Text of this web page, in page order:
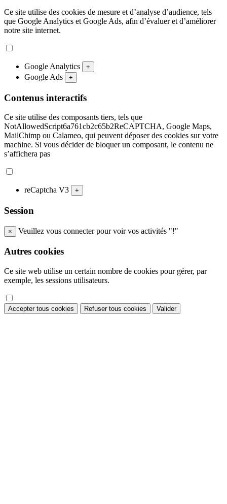
Ce site utilise des cookies de mesure et d’analyse d’audience, tels
que Google Analytics et Google Ads, afin d’évaluer et d’améliorer
notre site internet.
Google Analytics +
Google Ads +
Contenus interactifs
Ce site utilise des composants tiers, tels que
NotAllowedScript6a761cb2c65b2ReCAPTCHA, Google Maps,
MailChimp ou Calameo, qui peuvent déposer des cookies sur votre
machine. Si vous décider de bloquer un composant, le contenu ne
s’affichera pas
reCaptcha V3 +
Session
× Veuillez vous connecter pour voir vos activités "!"
Autres cookies
Ce site web utilise un certain nombre de cookies pour gérer, par
exemple, les sessions utilisateurs.
Accepter tous cookies Refuser tous cookies Valider